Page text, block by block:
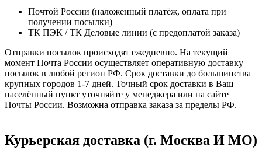
Почтой России (наложенный платёж, оплата при
получении посылки)
ТК ПЭК / ТК Деловые линии (с предоплатой заказа)
Отправки посылок происходят ежедневно. На текущий
момент Почта России осуществляет оперативную доставку
посылок в любой регион РФ. Срок доставки до большинства
крупных городов 1-7 дней. Точный срок доставки в Ваш
населённый пункт уточняйте у менеджера или на сайте
Почты России. Возможна отправка заказа за пределы РФ.
Курьерская доставка (г. Москва И МО)